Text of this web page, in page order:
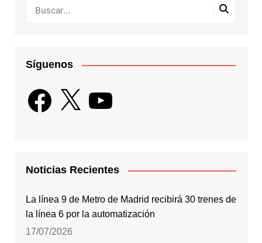
Síguenos
Facebook
X YouTube
Noticias Recientes
La línea 9 de Metro de Madrid recibirá 30 trenes de
la línea 6 por la automatización
17/07/2026